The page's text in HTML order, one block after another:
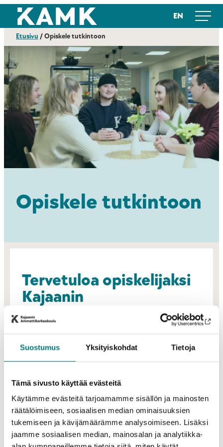
Suostumus Yksityiskohdat Tietoja
Tämä sivusto käyttää evästeitä
Käytämme evästeitä tarjoamamme sisällön ja mainosten
räätälöimiseen, sosiaalisen median ominaisuuksien
tukemiseen ja kävijämäärämme analysoimiseen. Lisäksi
jaamme sosiaalisen median, mainosalan ja analytiikka-
Siirry
suoraan
sisältöön
Kajaanin ammattikorkeakoulu EN
Etusivu /Opiskele tutkintoon
Opiskele tutkintoon
Tervetuloa opiskelijaksi
Kajaanin
ammattikorkeakouluun
Opiskeluaika on tärkeä vaihe matkalla kohti
tulevaisuuden unelmia ja tavoitteita. Kajaanin
ammattikorkeakoulussa viihdyt hyvässä porukassa ja
Meiltä saat erinomaiset valmiudet kohdata
työelämän haasteet. Sen takaavat monipuolinen
opetus, hyvät yhteydet yritysmaailmaan sekä
erilaiset käytännönläheiset projektit. Meillä opiskelu